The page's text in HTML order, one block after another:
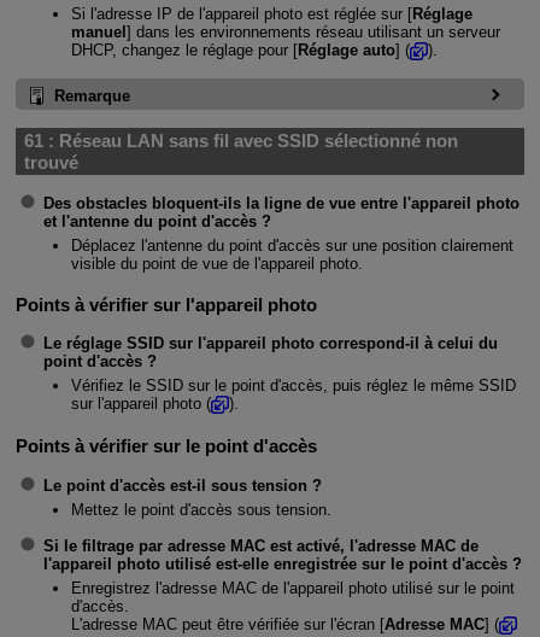
Si l'adresse IP de l'appareil photo est réglée sur [Réglage
manuel] dans les environnements réseau utilisant un serveur
DHCP, changez le réglage pour [Réglage auto] ( ).
Remarque
61 : Réseau LAN sans fil avec SSID sélectionné non
trouvé
Des obstacles bloquent-ils la ligne de vue entre l'appareil photo
et l'antenne du point d'accès ?
Déplacez l'antenne du point d'accès sur une position clairement
visible du point de vue de l'appareil photo.
Points à vérifier sur l'appareil photo
Le réglage SSID sur l'appareil photo correspond-il à celui du
point d'accès ?
Vérifiez le SSID sur le point d'accès, puis réglez le même SSID
sur l'appareil photo (
).
Points à vérifier sur le point d'accès
Le point d'accès est-il sous tension ?
Mettez le point d'accès sous tension.
Si le filtrage par adresse MAC est activé, l'adresse MAC de
l'appareil photo utilisé est-elle enregistrée sur le point d'accès ?
Enregistrez l'adresse MAC de l'appareil photo utilisé sur le point
d'accès.
L'adresse MAC peut être vérifiée sur l'écran [Adresse MAC] (